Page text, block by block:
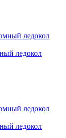
ледокол
ледокол